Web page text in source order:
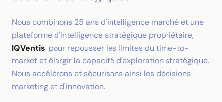
Nous combinons 25 ans d'intelligence marché et une
plateforme d'intelligence stratégique propriétaire,
IQVentis, pour repousser les limites du time-to-
market et élargir la capacité d'exploration stratégique.
Nous accélérons et sécurisons ainsi les décisions
marketing et d'innovation.